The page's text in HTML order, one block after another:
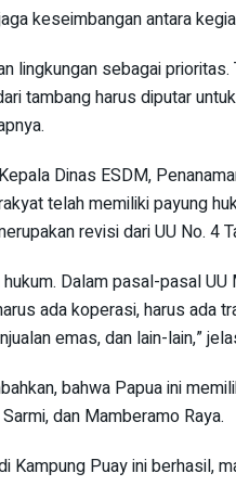
keseimbangan antara
lingkungan sebagai
tambang harus diputar
Dinas ESDM,
telah memiliki payung
revisi dari UU No. 4
Dalam pasal-pasal
ada koperasi, harus ada
emas, dan lain-lain,”
bahwa Papua ini
dan Mamberamo Raya.
Kampung Puay ini berhasil,